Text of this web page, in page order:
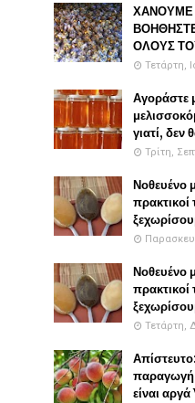
ΧΑΝΟΥΜΕ
ΟΛΟΥΣ
Τετάρτη,
Αγοράστε
γιατί, δεν
Τρίτη,
Νοθευένο
πρακτικοί
Νοθευένο
πρακτικοί
Τετάρτη,
παραγωγή
είναι